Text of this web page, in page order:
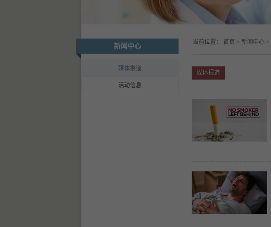
新闻中心
媒体报道
活动信息
当前位置： 首页 > 新闻中心 >
媒体报道